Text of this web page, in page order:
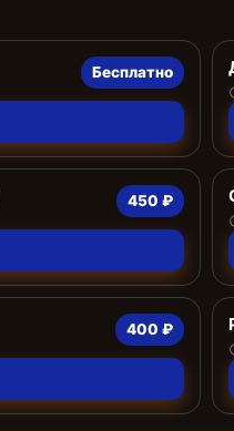
Бесплатно
450 ₽
400 ₽